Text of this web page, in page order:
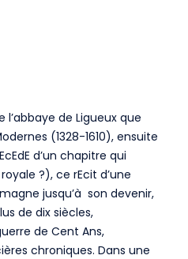
l’abbaye de Ligueux que
(1328-1610), ensuite
d’un chapitre qui
?), ce rEcit d’une
jusqu’à son devenir,
de dix siècles,
de Cent Ans,
chroniques. Dans une